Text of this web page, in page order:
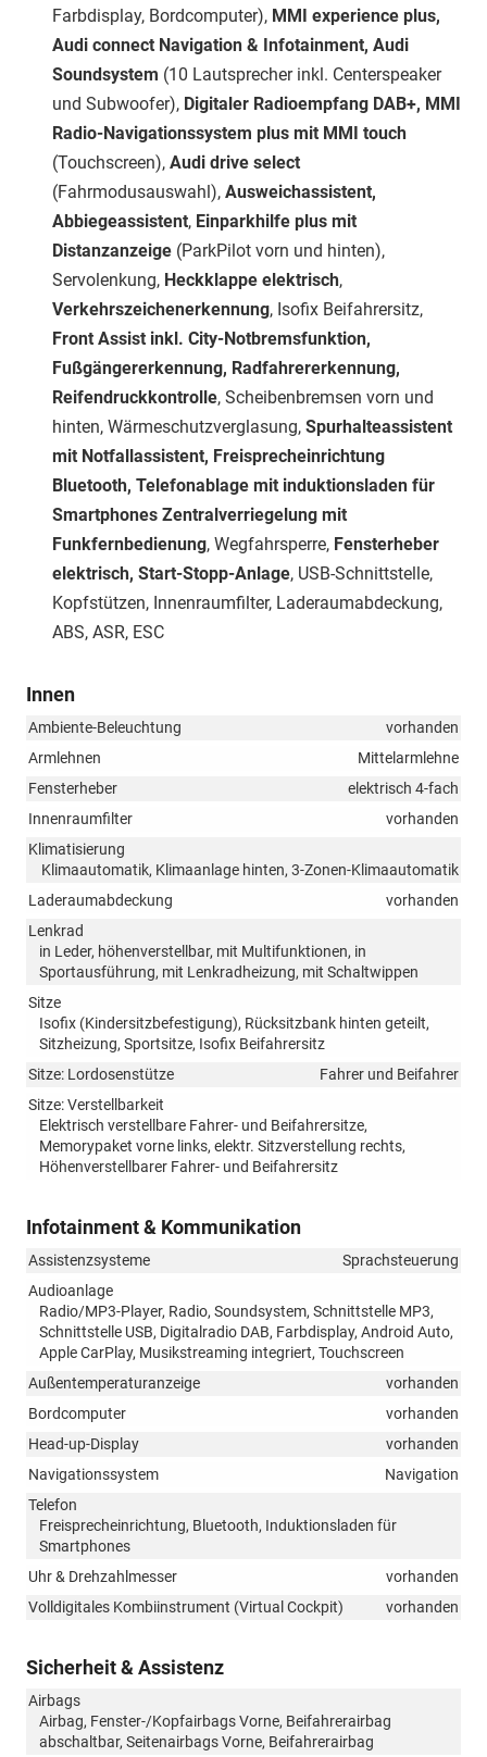
Farbdisplay, Bordcomputer), MMI experience plus,
Audi connect Navigation & Infotainment, Audi
Soundsystem (10 Lautsprecher inkl. Centerspeaker
und Subwoofer), Digitaler Radioempfang DAB+, MMI
Radio-Navigationssystem plus mit MMI touch
(Touchscreen), Audi drive select
(Fahrmodusauswahl), Ausweichassistent,
Abbiegeassistent, Einparkhilfe plus mit
Distanzanzeige (ParkPilot vorn und hinten),
Servolenkung, Heckklappe elektrisch,
Verkehrszeichenerkennung, Isofix Beifahrersitz,
Front Assist inkl. City-Notbremsfunktion,
Fußgängererkennung, Radfahrererkennung,
Reifendruckkontrolle, Scheibenbremsen vorn und
hinten, Wärmeschutzverglasung, Spurhalteassistent
mit Notfallassistent, Freisprecheinrichtung
Bluetooth, Telefonablage mit induktionsladen für
Smartphones Zentralverriegelung mit
Funkfernbedienung, Wegfahrsperre, Fensterheber
elektrisch, Start-Stopp-Anlage, USB-Schnittstelle,
Kopfstützen, Innenraumfilter, Laderaumabdeckung,
ABS, ASR, ESC
Innen
Ambiente-Beleuchtung
vorhanden
Armlehnen
Mittelarmlehne
Fensterheber
elektrisch 4-fach
Innenraumfilter
vorhanden
Klimatisierung
Klimaautomatik, Klimaanlage hinten, 3-Zonen-Klimaautomatik
Laderaumabdeckung
vorhanden
Lenkrad
in Leder, höhenverstellbar, mit Multifunktionen, in
Sportausführung, mit Lenkradheizung, mit Schaltwippen
Sitze
Isofix (Kindersitzbefestigung), Rücksitzbank hinten geteilt,
Sitzheizung, Sportsitze, Isofix Beifahrersitz
Sitze: Lordosenstütze
Fahrer und Beifahrer
Sitze: Verstellbarkeit
Elektrisch verstellbare Fahrer- und Beifahrersitze,
Memorypaket vorne links, elektr. Sitzverstellung rechts,
Höhenverstellbarer Fahrer- und Beifahrersitz
Infotainment & Kommunikation
Assistenzsysteme
Sprachsteuerung
Audioanlage
Radio/MP3-Player, Radio, Soundsystem, Schnittstelle MP3,
Schnittstelle USB, Digitalradio DAB, Farbdisplay, Android Auto,
Apple CarPlay, Musikstreaming integriert, Touchscreen
Außentemperaturanzeige
vorhanden
Bordcomputer
vorhanden
Head-up-Display
vorhanden
Navigationssystem
Navigation
Telefon
Freisprecheinrichtung, Bluetooth, Induktionsladen für
Smartphones
Uhr & Drehzahlmesser
vorhanden
Volldigitales Kombiinstrument (Virtual Cockpit)
vorhanden
Sicherheit & Assistenz
Airbags
Airbag, Fenster-/Kopfairbags Vorne, Beifahrerairbag
abschaltbar, Seitenairbags Vorne, Beifahrerairbag